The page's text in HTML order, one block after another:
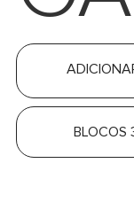
BLOCOS